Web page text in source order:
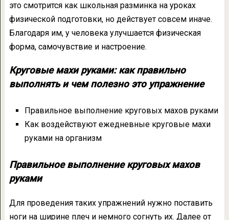
это смотрится как школьная разминка на уроках
физической подготовки, но действует совсем иначе.
Благодаря им, у человека улучшается физическая
форма, самочувствие и настроение.
Круговые махи руками: как правильно
выполнять и чем полезно это упражнение
Правильное выполнение круговых махов руками
Как воздействуют ежедневные круговые махи
руками на организм
Правильное выполнение круговых махов
руками
Для проведения таких упражнений нужно поставить
ноги на ширине плеч и немного согнуть их. Далее от